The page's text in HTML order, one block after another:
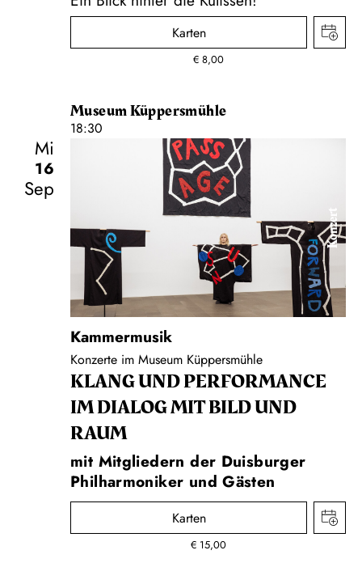
Karten
€ 8,00
Museum Küppersmühle
18:30
Mi
16
Sep
Konzert
Kammermusik
Konzerte im Museum Küppersmühle
KLANG UND PERFORMANCE
IM DIALOG MIT BILD UND
RAUM
mit Mitgliedern der Duisburger
Philharmoniker und Gästen
Karten
€ 15,00